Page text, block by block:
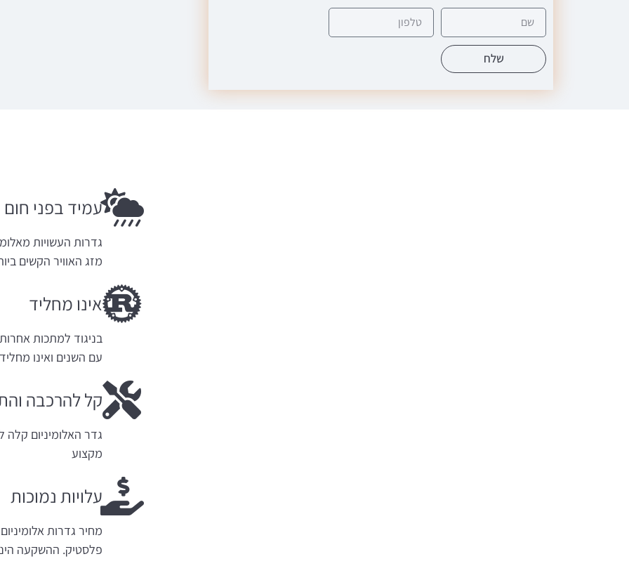
שלח
עמיד בפני חום
גדרות העשויות
מזג האוויר הקשים
אינו מחליד
בניגוד למתכות
עם השנים ואינו
קל להרכבה
גדר האלומיניום קלה
מקצוע
עלויות נמוכות
מחיר גדרות
פלסטיק. ההשקעה